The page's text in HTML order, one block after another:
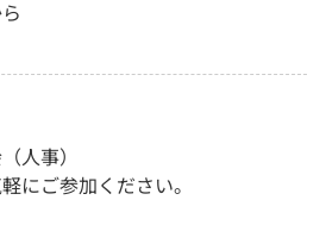
人事）
にご参加ください。